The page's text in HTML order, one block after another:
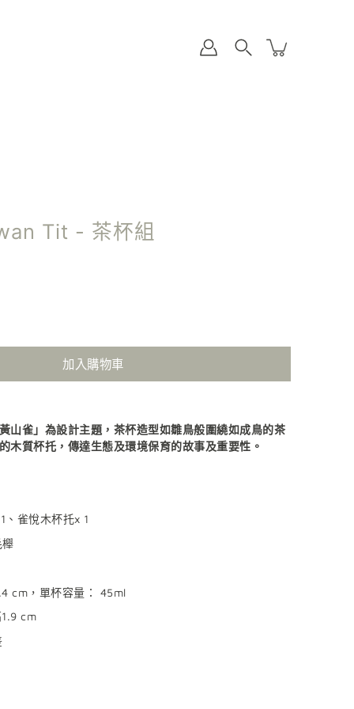
Tit - 茶杯組
加入購物車
山雀」為設計主題，茶杯造型如雛鳥般圍繞如成鳥的茶
木質杯托，傳達生態及環境保育的故事及重要性。
、雀悅木杯托x 1
櫸
cm，單杯容量： 45ml
1.9 cm